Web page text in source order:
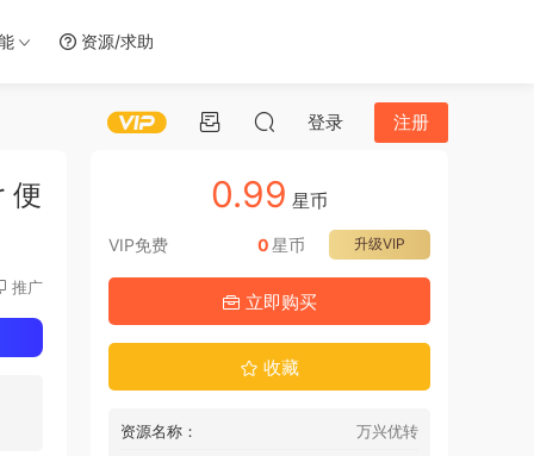
资源/求助
登录 注册
便
推广
0.99 星币
VIP免费 升级VIP
0星币
立即购买
收藏
资源名称：
万兴优转